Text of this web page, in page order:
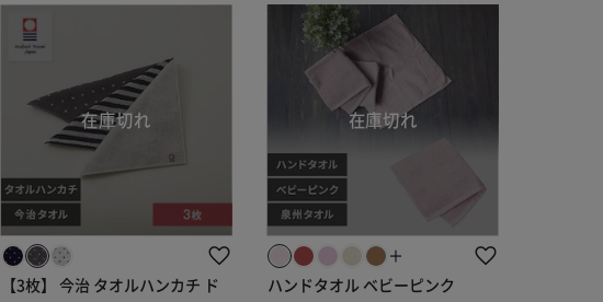
【3枚】 今治 タオルハンカチ ド
＋
ハンドタオル ベビーピンク